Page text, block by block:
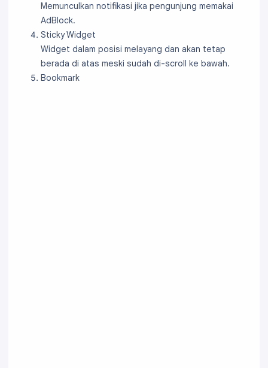
Memunculkan notifikasi jika pengunjung memakai
AdBlock.
Sticky Widget
Widget dalam posisi melayang dan akan tetap
berada di atas meski sudah di-scroll ke bawah.
Bookmark